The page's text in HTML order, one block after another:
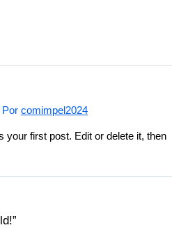
Por comimpel2024
your first post. Edit or delete it, then